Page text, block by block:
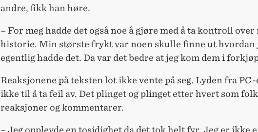
andre, fikk han høre.
– For meg hadde det også noe å gjøre med å ta kontroll over
historie. Min største frykt var noen skulle finne ut hvordan
egentlig hadde det. Da var det bedre at jeg kom dem i
Reaksjonene på teksten lot ikke vente på seg. Lyden fra
ikke til å ta feil av. Det plinget og plinget etter hvert som
reaksjoner og kommentarer.
– Jeg opplevde en tosidighet da det tok helt fyr. Jeg er ikke